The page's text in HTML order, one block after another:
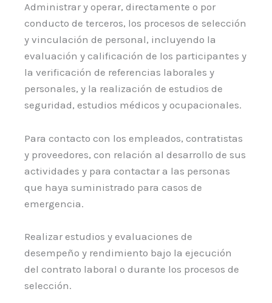
Administrar y operar, directamente o por
conducto de terceros, los procesos de selección
y vinculación de personal, incluyendo la
evaluación y calificación de los participantes y
la verificación de referencias laborales y
personales, y la realización de estudios de
seguridad, estudios médicos y ocupacionales.
Para contacto con los empleados, contratistas
y proveedores, con relación al desarrollo de sus
actividades y para contactar a las personas
que haya suministrado para casos de
emergencia.
Realizar estudios y evaluaciones de
desempeño y rendimiento bajo la ejecución
del contrato laboral o durante los procesos de
selección.